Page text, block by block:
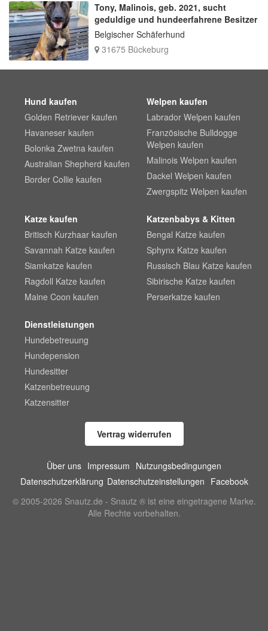
Tony, Malinois, geb. 2021, sucht
geduldige und hundeerfahrene Besitzer
Belgischer Schäferhund
31675 Bückeburg
Hund kaufen
Golden Retriever kaufen
Havaneser kaufen
Bolonka Zwetna kaufen
Australian Shepherd kaufen
Border Collie kaufen
Welpen kaufen
Labrador Welpen kaufen
Französische Bulldogge
Welpen kaufen
Malinois Welpen kaufen
Dackel Welpen kaufen
Zwergspitz Welpen kaufen
Katze kaufen
Britisch Kurzhaar kaufen
Savannah Katze kaufen
Siamkatze kaufen
Ragdoll Katze kaufen
Maine Coon kaufen
Katzenbabys & Kitten
Bengal Katze kaufen
Sphynx Katze kaufen
Russisch Blau Katze kaufen
Sibirische Katze kaufen
Perserkatze kaufen
Dienstleistungen
Hundebetreuung
Hundepension
Hundesitter
Katzenbetreuung
Katzensitter
Vertrag widerrufen
Über uns Impressum Nutzungsbedingungen
Datenschutzerklärung Datenschutzeinstellungen Facebook
© 2005-2026 Snautz.de - Snautz ® ist eine eingetragene Marke.
Alle Rechte vorbehalten.